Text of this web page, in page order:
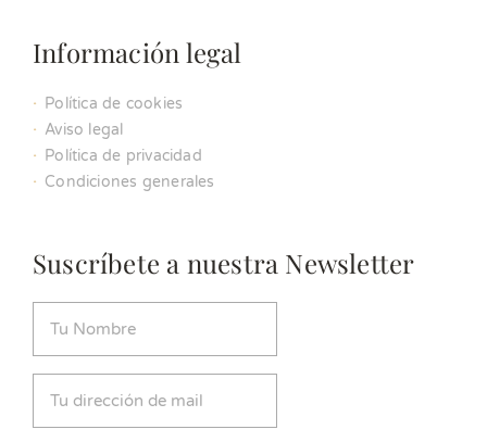
Información legal
Política de cookies
Aviso legal
Política de privacidad
Condiciones generales
Suscríbete a nuestra Newsletter